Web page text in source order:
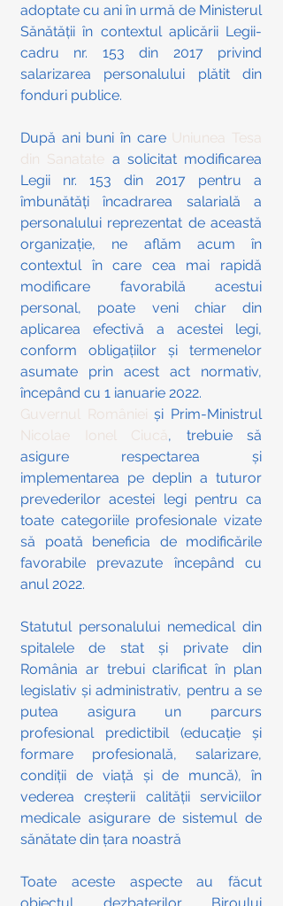
adoptate cu ani în urmă de Ministerul
Sănătății în contextul aplicării Legii-
cadru nr. 153 din 2017 privind
salarizarea personalului plătit din
fonduri publice.
După ani buni în care Uniunea Tesa
din Sanatate a solicitat modificarea
Legii nr. 153 din 2017 pentru a
îmbunătăți încadrarea salarială a
personalului reprezentat de această
organizație, ne aflăm acum în
contextul în care cea mai rapidă
modificare favorabilă acestui
personal, poate veni chiar din
aplicarea efectivă a acestei legi,
conform obligațiilor și termenelor
asumate prin acest act normativ,
începând cu 1 ianuarie 2022.
Guvernul României
Nicolae Ionel Ciucă, trebuie să
asigure respectarea și
implementarea pe deplin a tuturor
prevederilor acestei legi pentru ca
toate categoriile profesionale vizate
să poată beneficia de modificările
favorabile prevazute începând cu
anul 2022.
Statutul personalului nemedical din
spitalele de stat și private din
România ar trebui clarificat în plan
legislativ și administrativ, pentru a se
putea asigura un parcurs
profesional predictibil (educație și
formare profesională, salarizare,
condiții de viață și de muncă), în
vederea creșterii calității serviciilor
medicale asigurare de sistemul de
sănătate din țara noastră
Toate aceste aspecte au făcut
obiectul dezbaterilor Biroului